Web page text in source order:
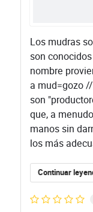
Los mudras
son
nombre
a mud=gozo
son
que, a
manos sin
los más
Continuar